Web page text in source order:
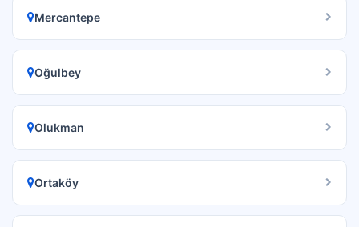
Mercantepe
Oğulbey
Olukman
Ortaköy